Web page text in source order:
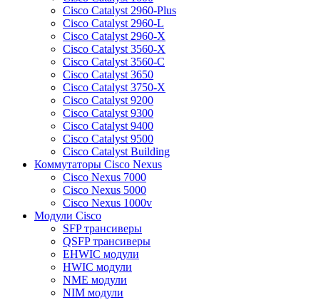
Cisco Catalyst 2960-Plus
Cisco Catalyst 2960-L
Cisco Catalyst 2960-X
Cisco Catalyst 3560-X
Cisco Catalyst 3560-C
Cisco Catalyst 3650
Cisco Catalyst 3750-X
Cisco Catalyst 9200
Cisco Catalyst 9300
Cisco Catalyst 9400
Cisco Catalyst 9500
Cisco Catalyst Building
Коммутаторы Cisco Nexus
Cisco Nexus 7000
Cisco Nexus 5000
Cisco Nexus 1000v
Модули Cisco
SFP трансиверы
QSFP трансиверы
EHWIC модули
HWIC модули
NME модули
NIM модули